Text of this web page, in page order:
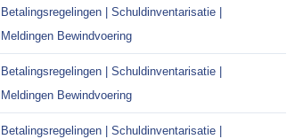
Betalingsregelingen | Schuldinventarisatie |
Meldingen Bewindvoering
Betalingsregelingen | Schuldinventarisatie |
Meldingen Bewindvoering
Betalingsregelingen | Schuldinventarisatie |